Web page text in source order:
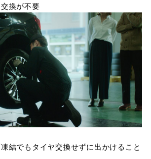
換が不要
結でもタイヤ交換せずに出かけること